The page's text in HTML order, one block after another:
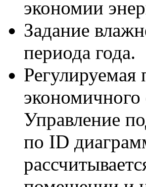
экономии
Задание
периода года.
Регулируемая
Управление
по ID